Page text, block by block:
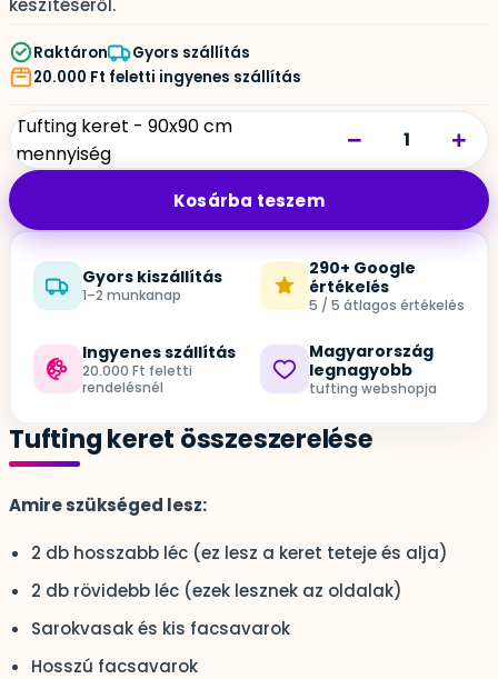
készítéséről.
Raktáron
Gyors szállítás
20.000 Ft feletti ingyenes szállítás
Tufting keret - 90x90 cm
mennyiség
− +
Kosárba teszem
Gyors kiszállítás
1–2 munkanap
290+ Google
értékelés
5 / 5 átlagos értékelés
Ingyenes szállítás
20.000 Ft feletti
rendelésnél
Magyarország
legnagyobb
tufting webshopja
Tufting keret összeszerelése
Amire szükséged lesz:
2 db hosszabb léc (ez lesz a keret teteje és alja)
2 db rövidebb léc (ezek lesznek az oldalak)
Sarokvasak és kis facsavarok
Hosszú facsavarok